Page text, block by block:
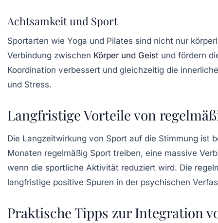
Achtsamkeit und Sport
Sportarten wie Yoga und Pilates sind nicht nur
Verbindung zwischen Körper und Geist und fördern
Koordination verbessert und gleichzeitig die
und Stress.
Langfristige Vorteile von
Die Langzeitwirkung von Sport auf die Stimmung ist
Monaten regelmäßig Sport treiben, eine massive
wenn die sportliche Aktivität reduziert wird. Die
langfristige positive Spuren in der psychischen
Praktische Tipps zur Integration